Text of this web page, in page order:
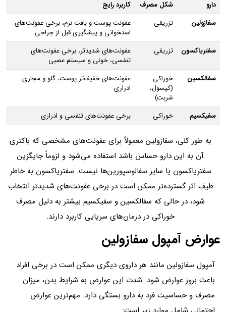
دارو شکل مصرف
کاربرد رایج
سفازولین
تزریقی
عفونت پوست و بافت نرم، برخی عفونت‌های
استخوانی و پیشگیری قبل از جراحی
سفتریاکسون
تزریقی
عفونت‌های شدیدتر، برخی عفونت‌های
تنفسی، خونی و سیستم عصبی
سفالکسین
خوراکی
(کپسول،
شربت)
عفونت‌های خفیف‌تر پوست، گلو و مجاری
ادراری
سفیکسیم خوراکی برخی عفونت‌های تنفسی و ادراری
به‌ طور کلی، سفازولین معمولاً برای عفونت‌های مشخصی که باکتری
آن به این دارو حساس باشد استفاده می‌شود و لزوماً جایگزین
سفتریاکسون یا سایر سفالوسپورین‌ها نیست. سفتریاکسون به خاطر
طیف اثر گسترده‌تر ممکن است در برخی عفونت‌های شدیدتر انتخاب
شود، در حالی که سفالکسین و سفیکسیم بیشتر به دلیل مصرف
خوراکی در درمان‌های سرپایی کاربرد دارند.
عوارض آمپول سفازولین
آمپول سفازولین مانند هر داروی دیگری ممکن است در برخی افراد
باعث بروز عوارض شود. شدت این عوارض به شرایط بدن، میزان
مصرف و حساسیت فرد به دارو بستگی دارد. مهم‌ترین عوارض